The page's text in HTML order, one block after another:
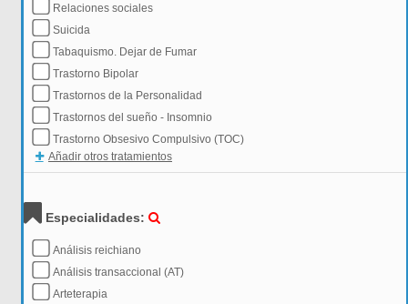
Relaciones sociales
Suicida
Tabaquismo. Dejar de Fumar
Trastorno Bipolar
Trastornos de la Personalidad
Trastornos del sueño - Insomnio
Trastorno Obsesivo Compulsivo (TOC)
Añadir otros tratamientos
Especialidades:
Análisis reichiano
Análisis transaccional (AT)
Arteterapia